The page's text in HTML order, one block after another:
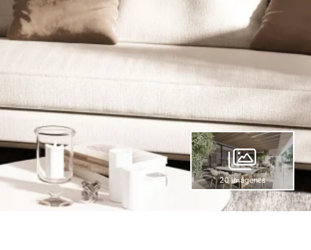
20 imágenes